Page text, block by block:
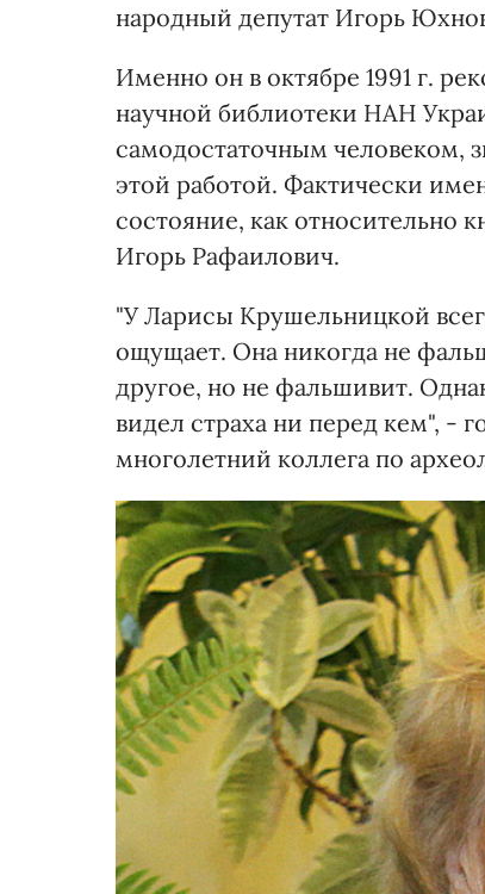
народный депутат Игорь
Именно он в октябре 1991 г.
научной библиотеки НАН
самодостаточным человеком,
этой работой. Фактически
состояние, как относительно
Игорь Рафаилович.
"У Ларисы Крушельницкой
ощущает. Она никогда не
другое, но не фальшивит.
видел страха ни перед кем", -
многолетний коллега по